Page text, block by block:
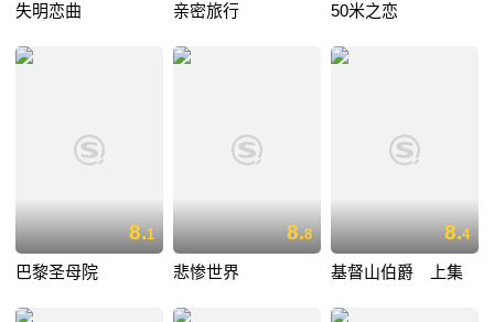
失明恋曲 亲密旅行 50米之恋
8.1
巴黎圣母院
8.8
悲惨世界
8.4
基督山伯爵 上集